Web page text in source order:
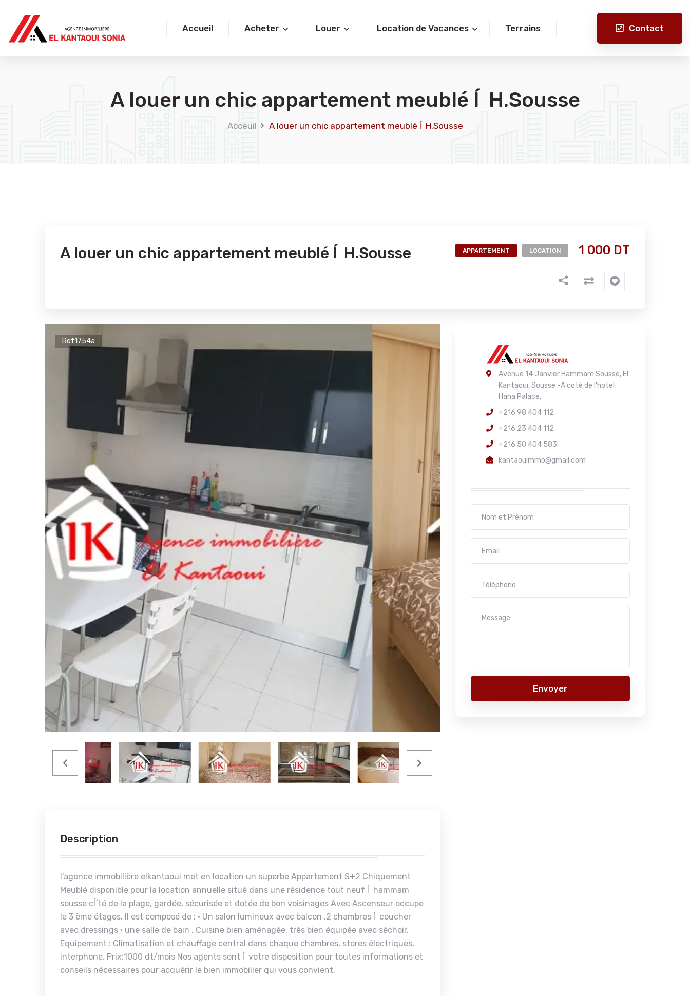
Accueil Acheter Louer Location de Vacances Terrains Contact
A louer un chic appartement meublé Í H.Sousse
Acceuil A louer un chic appartement meublé Í H.Sousse
A louer un chic appartement meublé Í H.Sousse APPARTEMENT LOCATION 1 000 DT
Ref1754a
Description
l'agence immobilière elkantaoui met en location un superbe Appartement S+2 Chiquement
Meublé disponible pour la location annuelle situé dans une résidence tout neuf Í hammam
sousse cÍ´té de la plage, gardée, sécurisée et dotée de bon voisinages Avec Ascenseur occupe
le 3 ème étages. Il est composé de : • Un salon lumineux avec balcon ,2 chambres Í coucher
avec dressings • une salle de bain , Cuisine bien aménagée, très bien équipée avec séchoir.
Equipement : Climatisation et chauffage central dans chaque chambres, stores électriques,
interphone. Prix:1000 dt/mois Nos agents sont Í votre disposition pour toutes informations et
conseils nécessaires pour acquérir le bien immobilier qui vous convient.
Avenue 14 Janvier Hammam Sousse, El
Kantaoui, Sousse -A coté de l'hotel
Hana Palace.
+216 98 404 112
+216 23 404 112
+216 50 404 583
kantaouimmo@gmail.com
Envoyer